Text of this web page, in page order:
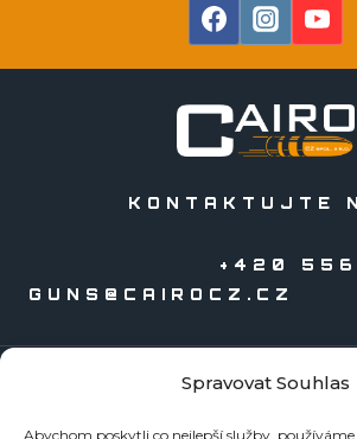
Spravovat Souhlas
Abychom poskytli co nejlepší služby,
KONTAKTUJTE
+420
GUNS@CAIROCZ.CZ